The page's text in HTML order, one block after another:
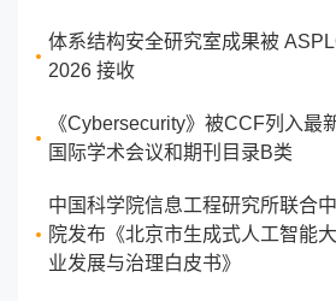
体系结构安全研究室成果被
2026 接收
《Cybersecurity》被CCF列入最
国际学术会议和期刊目录B类
中国科学院信息工程研究所联合
院发布《北京市生成式人工智能
业发展与治理白皮书》